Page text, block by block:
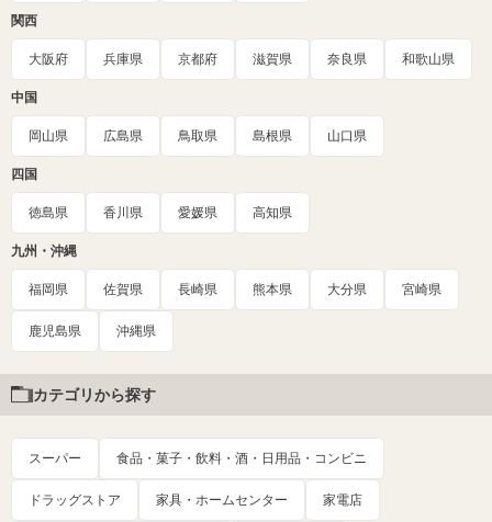
関西
大阪府 兵庫県 京都府 滋賀県 奈良県 和歌山県
中国
岡山県 広島県 鳥取県 島根県 山口県
四国
徳島県 香川県 愛媛県 高知県
九州・沖縄
福岡県 佐賀県 長崎県 熊本県 大分県 宮崎県
鹿児島県 沖縄県
カテゴリから探す
スーパー 食品・菓子・飲料・酒・日用品・コンビニ
ドラッグストア 家具・ホームセンター 家電店